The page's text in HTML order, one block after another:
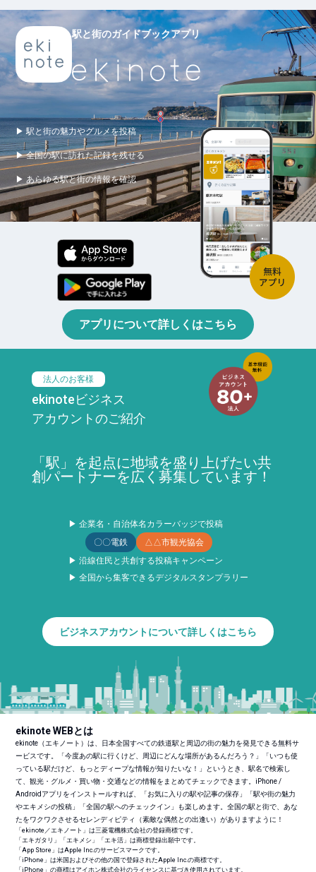
駅と街のガイドブックアプリ
▶ 駅と街の魅力やグルメを投稿
▶ 全国の駅に訪れた記録を残せる
▶ あらゆる駅と街の情報を確認
アプリについて詳しくはこちら
法人のお客様
ekinoteビジネス
アカウントのご紹介
「駅」を起点に地域を盛り上げたい共
創パートナーを広く募集しています！
▶ 企業名・自治体名カラーバッジで投稿
〇〇電鉄
△△市観光協会
▶ 沿線住民と共創する投稿キャンペーン
▶ 全国から集客できるデジタルスタンプラリー
ビジネスアカウントについて詳しくはこちら
ekinote WEBとは
ekinote（エキノート）は、日本全国すべての鉄道駅と周辺の街の魅力を発見できる無料サ
ービスです。「今度あの駅に行くけど、周辺にどんな場所があるんだろう？」「いつも使
っている駅だけど、もっとディープな情報が知りたいな！」というとき、駅名で検索し
て、観光・グルメ・買い物・交通などの情報をまとめてチェックできます。iPhone /
Androidアプリをインストールすれば、「お気に入りの駅や記事の保存」「駅や街の魅力
やエキメシの投稿」「全国の駅へのチェックイン」も楽しめます。全国の駅と街で、あな
たをワクワクさせるセレンディピティ（素敵な偶然との出逢い）がありますように！
「ekinote／エキノート」は三菱電機株式会社の登録商標です。
「エキガタリ」「エキメシ」「エキ活」は商標登録出願中です。
「App Store」はApple Inc.のサービスマークです。
「iPhone」は米国およびその他の国で登録されたApple Inc.の商標です。
「iPhone」の商標はアイホン株式会社のライセンスに基づき使用されています。